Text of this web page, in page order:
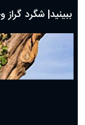
ببینید| شگرد